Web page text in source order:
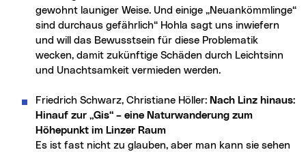
gewohnt launiger Weise. Und einige „Neuankömmlinge“
sind durchaus gefährlich“ Hohla sagt uns inwiefern
und will das Bewusstsein für diese Problematik
wecken, damit zukünftige Schäden durch Leichtsinn
und Unachtsamkeit vermieden werden.
Friedrich Schwarz, Christiane Höller: Nach Linz hinaus:
Hinauf zur „Gis“ – eine Naturwanderung zum
Höhepunkt im Linzer Raum
Es ist fast nicht zu glauben, aber man kann sie sehen